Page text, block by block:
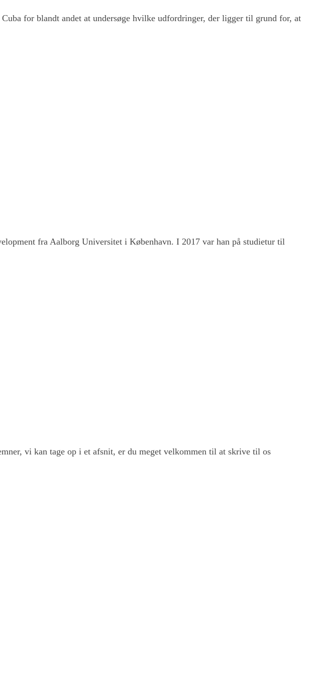
for blandt andet at undersøge hvilke udfordringer, der ligger til grund for, at
fra Aalborg Universitet i København. I 2017 var han på studietur til
vi kan tage op i et afsnit, er du meget velkommen til at skrive til os